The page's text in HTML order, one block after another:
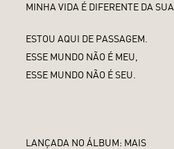
MINHA VIDA É DIFERENTE DA SUA.
ESTOU AQUI DE PASSAGEM.
ESSE MUNDO NÃO É MEU,
ESSE MUNDO NÃO É SEU.
LANÇADA NO ÁLBUM: MAIS